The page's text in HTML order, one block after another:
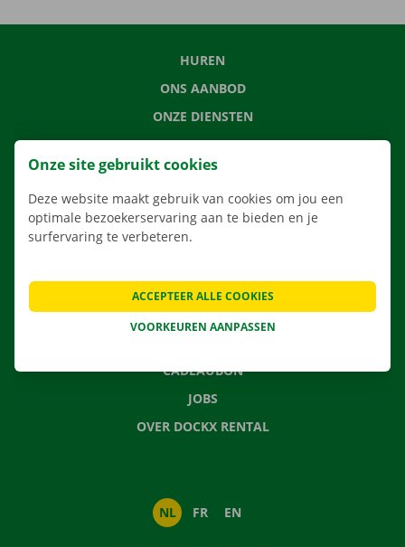
HUREN
ONS AANBOD
ONZE DIENSTEN
LOCATIES
APP
VERHUISOPLOSSINGEN
CONTACTEER ONS
VEELGESTELDE VRAGEN
CADEAUBON
JOBS
OVER DOCKX RENTAL
NL FR EN
Onze site gebruikt cookies
Deze website maakt gebruik van cookies om jou een
optimale bezoekerservaring aan te bieden en je
surfervaring te verbeteren.
VOORKEUREN AANPASSEN
ACCEPTEER ALLE COOKIES